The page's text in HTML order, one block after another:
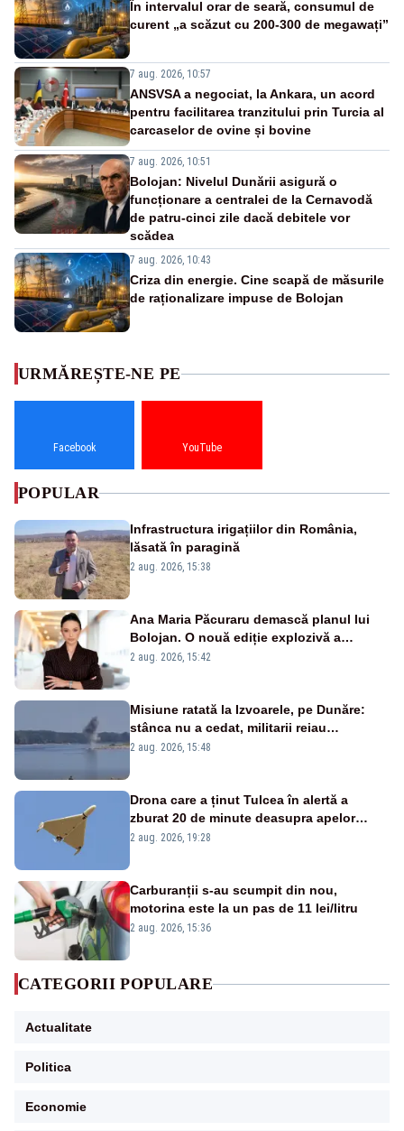
În intervalul orar de seară, consumul de
curent „a scăzut cu 200-300 de megawați”
7 aug. 2026, 10:57
ANSVSA a negociat, la Ankara, un acord
pentru facilitarea tranzitului prin Turcia al
carcaselor de ovine și bovine
7 aug. 2026, 10:51
Bolojan: Nivelul Dunării asigură o
funcționare a centralei de la Cernavodă
de patru-cinci zile dacă debitele vor
scădea
7 aug. 2026, 10:43
Criza din energie. Cine scapă de măsurile
de raționalizare impuse de Bolojan
URMĂREȘTE-NE PE
Facebook YouTube
POPULAR
Infrastructura irigațiilor din România,
lăsată în paragină
2 aug. 2026, 15:38
Ana Maria Păcuraru demască planul lui
Bolojan. O nouă ediție explozivă a
emisiunii „Miza Zilei” la Realitatea PLUS
2 aug. 2026, 15:42
Misiune ratată la Izvoarele, pe Dunăre:
stânca nu a cedat, militarii reiau
detonările luni – VIDEO
2 aug. 2026, 15:48
Drona care a ținut Tulcea în alertă a
zburat 20 de minute deasupra apelor
României. Au fost ridicate două F-16
2 aug. 2026, 19:28
Carburanții s-au scumpit din nou,
motorina este la un pas de 11 lei/litru
2 aug. 2026, 15:36
CATEGORII POPULARE
Actualitate
Politica
Economie